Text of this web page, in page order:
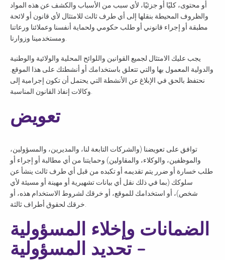
أو محتوى، كليًا أو جزئيًا، لأي سبب من الأسباب والكشف عن هذه المواد
والظروف المحيطة بنقلها إلى أي طرف ثالث للامتثال لأي قانون أو لائحة
مطبقة أو إجراء قانوني أو طلب حكومي ولحماية أنفسنا وعملائنا ورعاتنا
يجب عليك الامتثال لجميع القوانين واللوائح المحلية والولائية والوطنية
والدولية المعمول بها والتي تتعلق باستخدامك أو أنشطتك على هذا الموقع.
نحتفظ بالحق في الإبلاغ عن الأنشطة التي يحتمل أن تكون إجرامية إلى
تعويض
توافق على تعويضنا (والشركات التابعة لنا، والمديرين، والمسؤولين،
والموظفين، والوكلاء، والمقاولين) وحمايتنا من أي مطالبة أو إجراء أو
طلب خسارة أو ضرر يتم تقديمه أو تكبده من قبل أي طرف ثالث ينشأ عن
سلوكك (بما في ذلك نقل أي بيانات تشهيرية أو مهينة أو مسيئة لأي
شخص)، أو استخدامك للموقع، أو خرقك لشروط الاستخدام هذه، أو
الضمانات وإخلاء المسؤولية
– تحديد المسؤولية
تحقق من الرمز البريدي
الخاص بك
للتأكد مما إذا كنا نقدم الخدمة في
منطقتك.